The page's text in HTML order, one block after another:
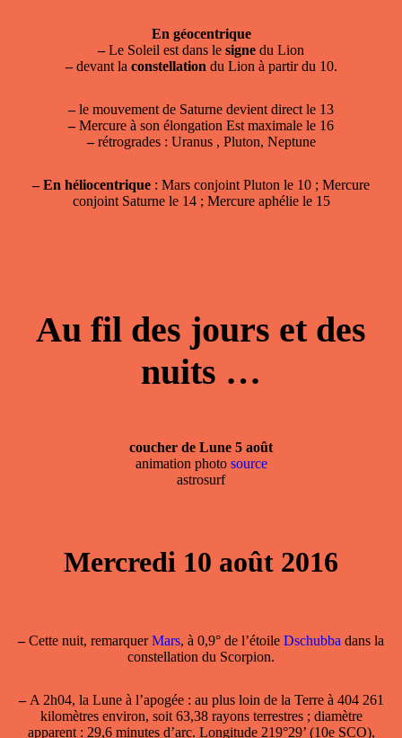
En géocentrique
–Le Soleil est dans le signe du Lion
–devant la constellation du Lion à partir du 10.
–le mouvement de Saturne devient direct le 13
–Mercure à son élongation Est maximale le 16
–rétrogrades : Uranus , Pluton, Neptune
– En héliocentrique : Mars conjoint Pluton le 10 ; Mercure
conjoint Saturne le 14 ; Mercure aphélie le 15
Au fil des jours et des
nuits …
coucher de Lune 5 août
animation photo source
astrosurf
Mercredi 10 août 2016
–Cette nuit, remarquerMars, à 0,9° de l’étoile Dschubba dans la
constellation du Scorpion.
–A 2h04, la Lune à l’apogée: au plus loin de la Terre à 404 261
kilomètres environ, soit 63,38 rayons terrestres ; diamètre
apparent : 29,6 minutes d’arc. Longitude 219°29’ (10e SCO),